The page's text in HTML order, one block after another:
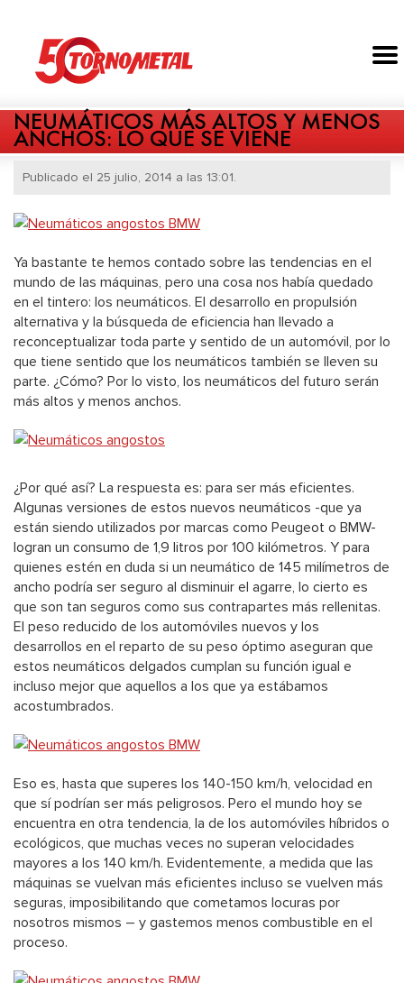
NEUMÁTICOS MÁS ALTOS Y MENOS
ANCHOS: LO QUE SE VIENE
Publicado el 25 julio, 2014 a las 13:01.
Ya bastante te hemos contado sobre las tendencias en el
mundo de las máquinas, pero una cosa nos había quedado
en el tintero: los neumáticos. El desarrollo en propulsión
alternativa y la búsqueda de eficiencia han llevado a
reconceptualizar toda parte y sentido de un automóvil, por lo
que tiene sentido que los neumáticos también se lleven su
parte. ¿Cómo? Por lo visto, los neumáticos del futuro serán
más altos y menos anchos.
¿Por qué así? La respuesta es: para ser más eficientes.
Algunas versiones de estos nuevos neumáticos -que ya
están siendo utilizados por marcas como Peugeot o BMW-
logran un consumo de 1,9 litros por 100 kilómetros. Y para
quienes estén en duda si un neumático de 145 milímetros de
ancho podría ser seguro al disminuir el agarre, lo cierto es
que son tan seguros como sus contrapartes más rellenitas.
El peso reducido de los automóviles nuevos y los
desarrollos en el reparto de su peso óptimo aseguran que
estos neumáticos delgados cumplan su función igual e
incluso mejor que aquellos a los que ya estábamos
acostumbrados.
Eso es, hasta que superes los 140-150 km/h, velocidad en
que sí podrían ser más peligrosos. Pero el mundo hoy se
encuentra en otra tendencia, la de los automóviles híbridos o
ecológicos, que muchas veces no superan velocidades
mayores a los 140 km/h. Evidentemente, a medida que las
máquinas se vuelvan más eficientes incluso se vuelven más
seguras, imposibilitando que cometamos locuras por
nosotros mismos – y gastemos menos combustible en el
proceso.